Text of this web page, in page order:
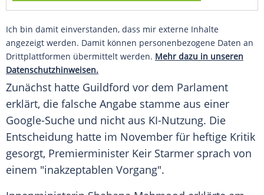
Ich bin damit einverstanden, dass mir externe Inhalte
angezeigt werden. Damit können personenbezogene Daten an
Drittplattformen übermittelt werden. Mehr dazu in unseren
Datenschutzhinweisen.
Zunächst hatte Guildford vor dem Parlament
erklärt, die falsche Angabe stamme aus einer
Google-Suche und nicht aus KI-Nutzung. Die
Entscheidung hatte im November für heftige Kritik
gesorgt, Premierminister Keir Starmer sprach von
einem "inakzeptablen Vorgang".